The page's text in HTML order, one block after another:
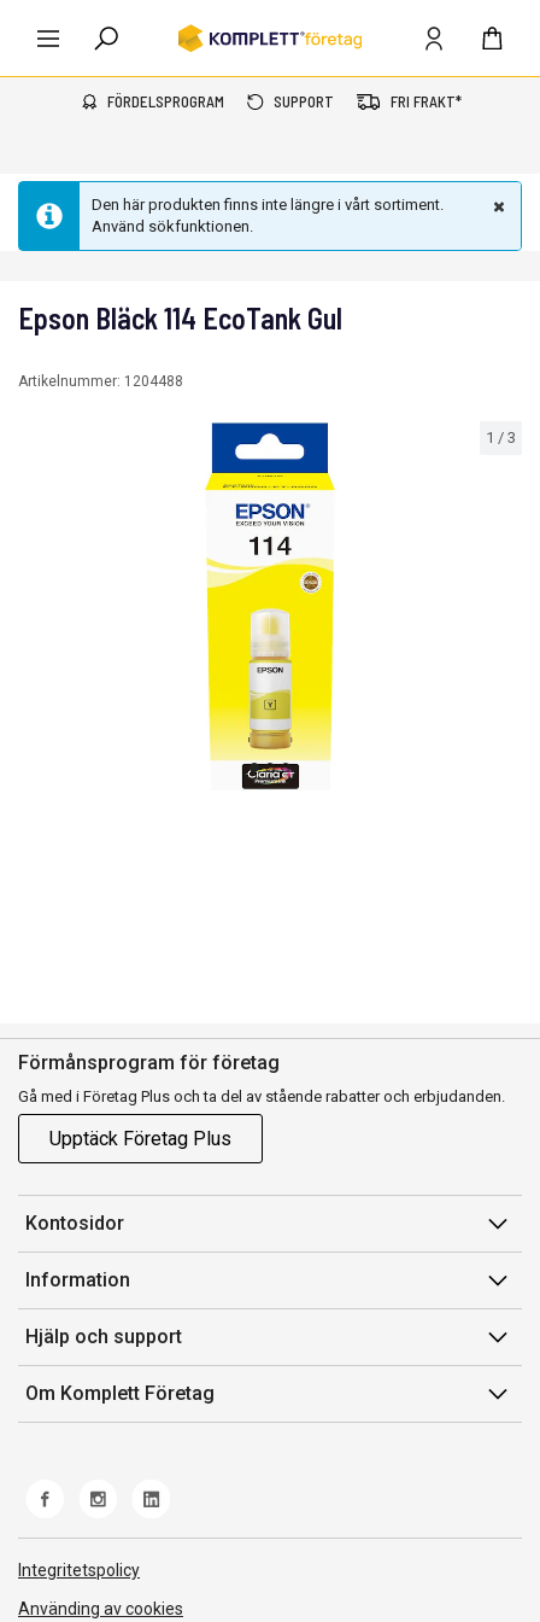
FÖRDELSPROGRAM SUPPORT FRI FRAKT*
Den här produkten finns inte längre i vårt sortiment.
Använd sökfunktionen.
1 / 3
Epson Bläck 114 EcoTank Gul
Artikelnummer: 1204488
Förmånsprogram för företag
Gå med i Företag Plus och ta del av stående rabatter och erbjudanden.
Upptäck Företag Plus
Kontosidor
Mina sidor
Orderhistorik
Fakturor & Kvitton
Inköpslistor
Information
Försäljningsvillkor
Villkor för Komplett Företag Plus
Felsökning & guider
Hjälp och support
Kontakta oss
Kundservice
Frakt och leverans
Om Komplett Företag
Integritetspolicy
Använding av cookies